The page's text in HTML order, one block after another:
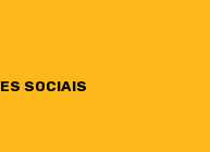
SOCIAIS